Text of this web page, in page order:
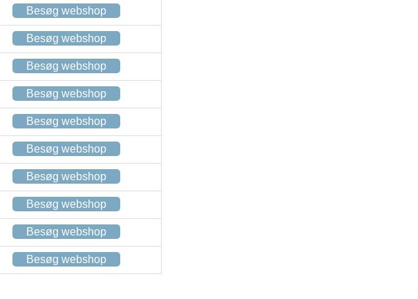
Besøg webshop
Besøg webshop
Besøg webshop
Besøg webshop
Besøg webshop
Besøg webshop
Besøg webshop
Besøg webshop
Besøg webshop
Besøg webshop